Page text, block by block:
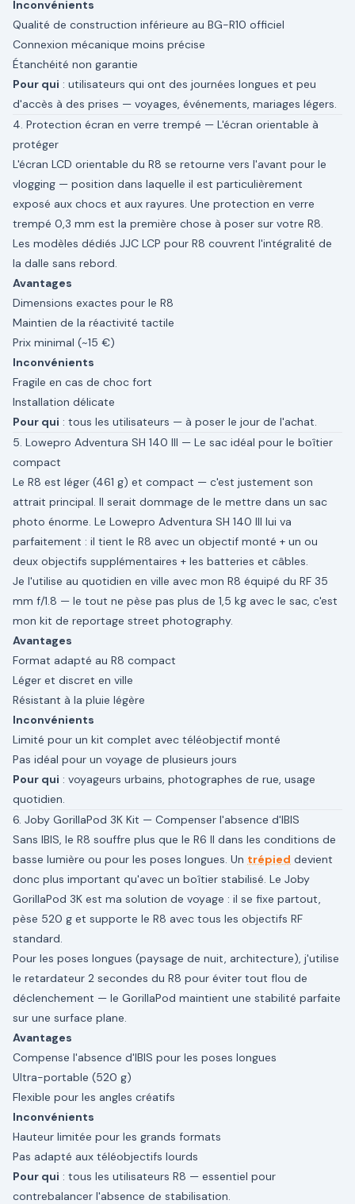
Inconvénients
Qualité de construction inférieure au BG-R10 officiel
Connexion mécanique moins précise
Étanchéité non garantie
Pour qui : utilisateurs qui ont des journées longues et peu
d'accès à des prises — voyages, événements, mariages légers.
4. Protection écran en verre trempé — L'écran orientable à
protéger
L'écran LCD orientable du R8 se retourne vers l'avant pour le
vlogging — position dans laquelle il est particulièrement
exposé aux chocs et aux rayures. Une protection en verre
trempé 0,3 mm est la première chose à poser sur votre R8.
Les modèles dédiés JJC LCP pour R8 couvrent l'intégralité de
la dalle sans rebord.
Avantages
Dimensions exactes pour le R8
Maintien de la réactivité tactile
Prix minimal (~15 €)
Inconvénients
Fragile en cas de choc fort
Installation délicate
Pour qui : tous les utilisateurs — à poser le jour de l'achat.
5. Lowepro Adventura SH 140 III — Le sac idéal pour le boîtier
compact
Le R8 est léger (461 g) et compact — c'est justement son
attrait principal. Il serait dommage de le mettre dans un sac
photo énorme. Le Lowepro Adventura SH 140 III lui va
parfaitement : il tient le R8 avec un objectif monté + un ou
deux objectifs supplémentaires + les batteries et câbles.
Je l'utilise au quotidien en ville avec mon R8 équipé du RF 35
mm f/1.8 — le tout ne pèse pas plus de 1,5 kg avec le sac, c'est
mon kit de reportage street photography.
Avantages
Format adapté au R8 compact
Léger et discret en ville
Résistant à la pluie légère
Inconvénients
Limité pour un kit complet avec téléobjectif monté
Pas idéal pour un voyage de plusieurs jours
Pour qui : voyageurs urbains, photographes de rue, usage
quotidien.
6. Joby GorillaPod 3K Kit — Compenser l'absence d'IBIS
Sans IBIS, le R8 souffre plus que le R6 II dans les conditions de
basse lumière ou pour les poses longues. Un trépied devient
donc plus important qu'avec un boîtier stabilisé. Le Joby
GorillaPod 3K est ma solution de voyage : il se fixe partout,
pèse 520 g et supporte le R8 avec tous les objectifs RF
standard.
Pour les poses longues (paysage de nuit, architecture), j'utilise
le retardateur 2 secondes du R8 pour éviter tout flou de
déclenchement — le GorillaPod maintient une stabilité parfaite
sur une surface plane.
Avantages
Compense l'absence d'IBIS pour les poses longues
Ultra-portable (520 g)
Flexible pour les angles créatifs
Inconvénients
Hauteur limitée pour les grands formats
Pas adapté aux téléobjectifs lourds
Pour qui : tous les utilisateurs R8 — essentiel pour
contrebalancer l'absence de stabilisation.